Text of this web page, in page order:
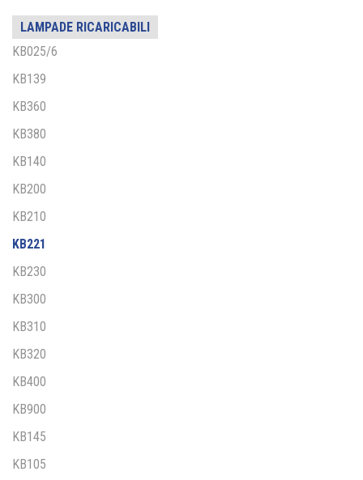
LAMPADE RICARICABILI
KB025/6
KB139
KB360
KB380
KB140
KB200
KB210
KB221
KB230
KB300
KB310
KB320
KB400
KB900
KB145
KB105